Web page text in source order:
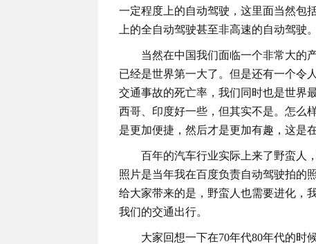
一定程度上的自动驾驶，这里面当然包
上的全自动驾驶甚至非高速的自动驾驶。
当然在中国我们面临一个非常大的
已经是世界第一大了。但是还有一个令
交通事故的死亡率，我们同时也是世界
西哥、印度好一些，但其实不是。怎么
是更加便捷，然后才是更加有趣，这是
百年的汽车行业实际上来了野蛮人
照片是当年我在百度负责自动驾驶拍的
给大家带来的是，野蛮人也需要进化，
我们的交通出行。
大家回想一下在70年代80年代的时